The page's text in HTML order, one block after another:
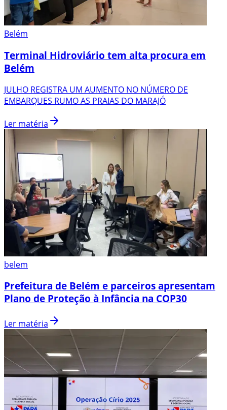
Belém
Terminal Hidroviário tem alta procura em
Belém
JULHO REGISTRA UM AUMENTO NO NÚMERO DE
EMBARQUES RUMO AS PRAIAS DO MARAJÓ
Ler matéria
belem
Prefeitura de Belém e parceiros apresentam
Plano de Proteção à Infância na COP30
Ler matéria